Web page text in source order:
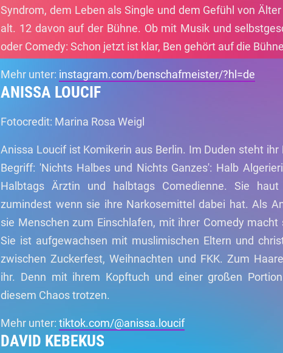
Syndrom, dem Leben als Single und dem Gefühl von
alt. 12 davon auf der Bühne. Ob mit Musik und
oder Comedy: Schon jetzt ist klar, Ben gehört auf die
Mehr unter: instagram.com/benschafmeister/?hl=de
ANISSA LOUCIF
Fotocredit: Marina Rosa Weigl
Anissa Loucif ist Komikerin aus Berlin. Im Duden steht ihr
Begriff: 'Nichts Halbes und Nichts Ganzes': Halb
Halbtags Ärztin und halbtags Comedienne. Sie
zumindest wenn sie ihre Narkosemittel dabei hat. Als
sie Menschen zum Einschlafen, mit ihrer Comedy macht
Sie ist aufgewachsen mit muslimischen Eltern und
zwischen Zuckerfest, Weihnachten und FKK. Zum
ihr. Denn mit ihrem Kopftuch und einer großen
diesem Chaos trotzen.
Mehr unter:tiktok.com/@anissa.loucif
DAVID KEBEKUS